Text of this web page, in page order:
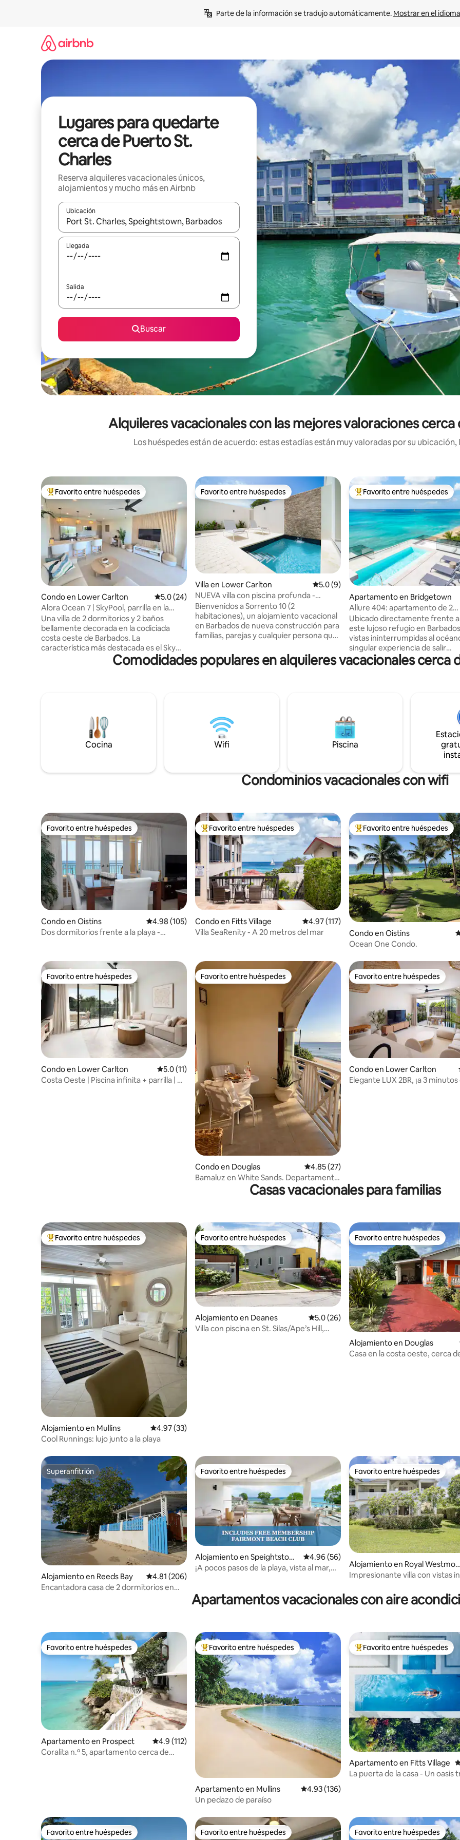
Parte de la información se tradujo automáticamente. Mostrar en el
Lugares para quedarte
cerca de Puerto St.
Charles
Reserva alquileres vacacionales únicos,
alojamientos y mucho más en Airbnb
Ubicación
Cuando los resultados estén disponibles, navega con las teclas de flecha hacia arriba y hacia abajo o explora con el
Llegada
Salida
Buscar
Alquileres vacacionales con las mejores valoraciones cerca
Los huéspedes están de acuerdo: estas estadías están muy valoradas por su
Favorito entre huéspedes preferido
Favorito entre huéspedes
Condo en Lower Carlton Calificación promedio: 5.0 de 5, 24 reseñas
5.0 (24)
Alora Ocean 7 | SkyPool, parrilla en la
azotea y vista al mar
Una villa de 2 dormitorios y 2 baños
bellamente decorada en la codiciada
costa oeste de Barbados. La
característica más destacada es el Sky
Lounge, un refugio compartido elevado
con piscina, terraza solárium y vistas al
elegante y moderna, una cocina
totalmente equipada, aire acondicionado
en todas partes y conexión Wi-Fi
confiable. Alora 7 combina la vida relajada
Favorito entre huéspedes
Favorito entre huéspedes
Villa en Lower Carlton Calificación promedio: 5.0 de 5, 9 reseñas
5.0 (9)
NUEVA villa con piscina profunda -
Sorrento 10 (2 camas)
Bienvenidos a Sorrento 10 (2
habitaciones), un alojamiento vacacional
en Barbados de nueva construcción para
familias, parejas y cualquier persona que
Ubicada en un rincón tranquilo de Lower
Carlton, St. James, esta villa de dos
de la hermosa playa Tropicana, que se
encuentra cerca; esta es la casa de
vacaciones perfecta para los amantes de
Favorito entre huéspedes
Favorito entre huéspedes
Apartamento en Bridgetown
Allure 404: apartamento de 2
dormitorios frente a la playa
Ubicado directamente frente a
este lujoso refugio en
vistas ininterrumpidas al
singular experiencia de salir
directamente de tu puerta a la
arena blanca. Diseñado para la
en una ubicación privilegiada
los tramos de costa más
isla, dentro de una comunidad
segura. Una escapada de
perfecta para quienes buscan
los meses más fríos por días
Comodidades populares en alquileres vacacionales cerca
Cocina Wifi Piscina
Condominios vacacionales con wifi
Favorito entre huéspedes
Favorito entre huéspedes
Condo en Oistins Calificación promedio: 4.98 de 5, 105 reseñas
4.98 (105)
Dos dormitorios frente a la playa -
Favorito entre huéspedes preferido
Favorito entre huéspedes
Condo en Fitts Village Calificación promedio: 4.97 de 5, 117 reseñas
4.97 (117)
Villa SeaRenity - A 20 metros del mar
Favorito entre huéspedes
Favorito entre huéspedes
Condo en Oistins
Ocean One Condo.
Favorito entre huéspedes
Favorito entre huéspedes
Condo en Lower Carlton Calificación promedio: 5.0 de 5, 11 reseñas
5.0 (11)
Costa Oeste | Piscina infinita + parrilla | A
Favorito entre huéspedes
Favorito entre huéspedes
Condo en Douglas Calificación promedio: 4.85 de 5, 27 reseñas
4.85 (27)
Bamaluz en White Sands. Departamento
de 2 dormitorios frente a la playa
Favorito entre huéspedes
Favorito entre huéspedes
Condo en Lower Carlton
Elegante LUX 2BR, ¡a 3 minutos
Casas vacacionales para familias
Favorito entre huéspedes preferido
Favorito entre huéspedes
Alojamiento en Mullins Calificación promedio: 4.97 de 5, 33 reseñas
4.97 (33)
Cool Runnings: lujo junto a la playa
Favorito entre huéspedes
Favorito entre huéspedes
Alojamiento en Deanes Calificación promedio: 5.0 de 5, 26 reseñas
5.0 (26)
Villa con piscina en St. Silas/Ape’s Hill,
Favorito entre huéspedes
Favorito entre huéspedes
Alojamiento en Douglas
Casa en la costa oeste, cerca
Superanfitrión
Superanfitrión
Alojamiento en Reeds Bay Calificación promedio: 4.81 de 5, 206 reseñas
4.81 (206)
Encantadora casa de 2 dormitorios en
Favorito entre huéspedes
Favorito entre huéspedes
Alojamiento en Speightstow
n
Calificación promedio: 4.96 de 5, 56 reseñas
4.96 (56)
¡A pocos pasos de la playa, vista al mar,
Favorito entre huéspedes
Favorito entre huéspedes
Alojamiento en Royal Westmor
eland
Impresionante villa con vistas
Apartamentos vacacionales con aire
Favorito entre huéspedes
Favorito entre huéspedes
Apartamento en Prospect Calificación promedio: 4.9 de 5, 112 reseñas
4.9 (112)
Coralita n.º 5, apartamento cerca de
Favorito entre huéspedes preferido
Favorito entre huéspedes
Apartamento en Mullins Calificación promedio: 4.93 de 5, 136 reseñas
4.93 (136)
Un pedazo de paraíso
Favorito entre huéspedes
Favorito entre huéspedes
Apartamento en Fitts Village
La puerta de la casa - Un oasis
Favorito entre huéspedes
Favorito entre huéspedes Favorito entre huéspedes
Favorito entre huéspedes Favorito entre huéspedes
Favorito entre huéspedes